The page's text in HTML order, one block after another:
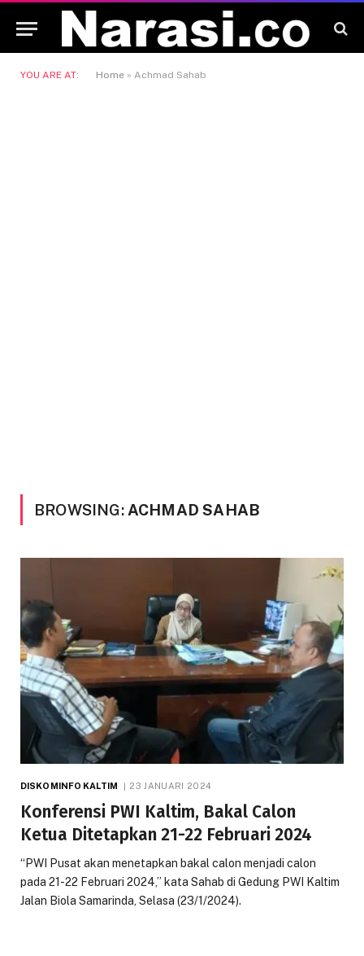
YOU ARE AT: Home » Achmad Sahab
BROWSING: ACHMAD SAHAB
DISKOMINFO KALTIM 23 JANUARI 2024
Konferensi PWI Kaltim, Bakal Calon
Ketua Ditetapkan 21-22 Februari 2024
“PWI Pusat akan menetapkan bakal calon menjadi calon
pada 21-22 Februari 2024,” kata Sahab di Gedung PWI Kaltim
Jalan Biola Samarinda, Selasa (23/1/2024).